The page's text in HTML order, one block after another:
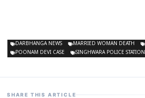
DARBHANGA NEWS MARRIED WOMAN DEATH
POONAM DEVI CASE
SINGHWARA POLICE STATION
SHARE THIS ARTICLE